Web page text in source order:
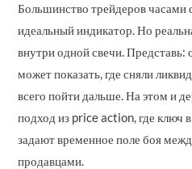
Большинство трейдеров часами
идеальный индикатор. Но
внутри одной свечи. Представь:
может показать, где сняли
всего пойти дальше. На этом и
подход из price action, где ключ
задают временное поле боя
продавцами.